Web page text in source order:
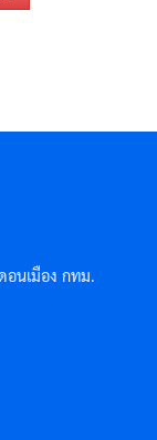
อนเมือง กทม.